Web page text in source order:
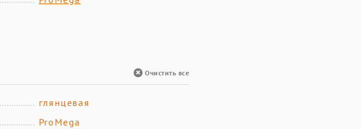
Очистить все
глянцевая
ProMega